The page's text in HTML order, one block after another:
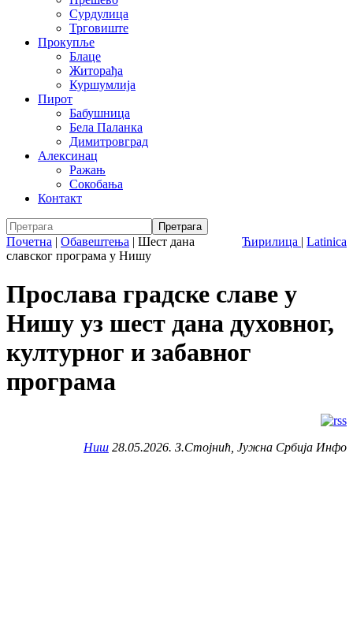
Сурдулица
Трговиште
Прокупље
Блаце
Житорађа
Куршумлија
Пирот
Бабушница
Бела Паланка
Димитровград
Алексинац
Ражањ
Сокобања
Контакт
Ћирилица | Latinica
Почетна | Обавештења | Шест дана
славског програма у Нишу
Прослава градске славе у
Нишу уз шест дана духовног,
културног и забавног
програма
Ниш 28.05.2026. З.Стојнић, Јужна Србија Инфо